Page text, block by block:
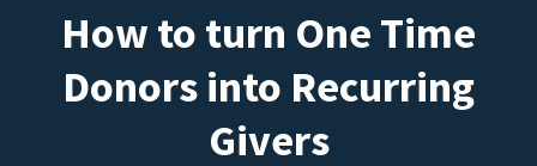
How to turn One Time
Donors into Recurring
Givers